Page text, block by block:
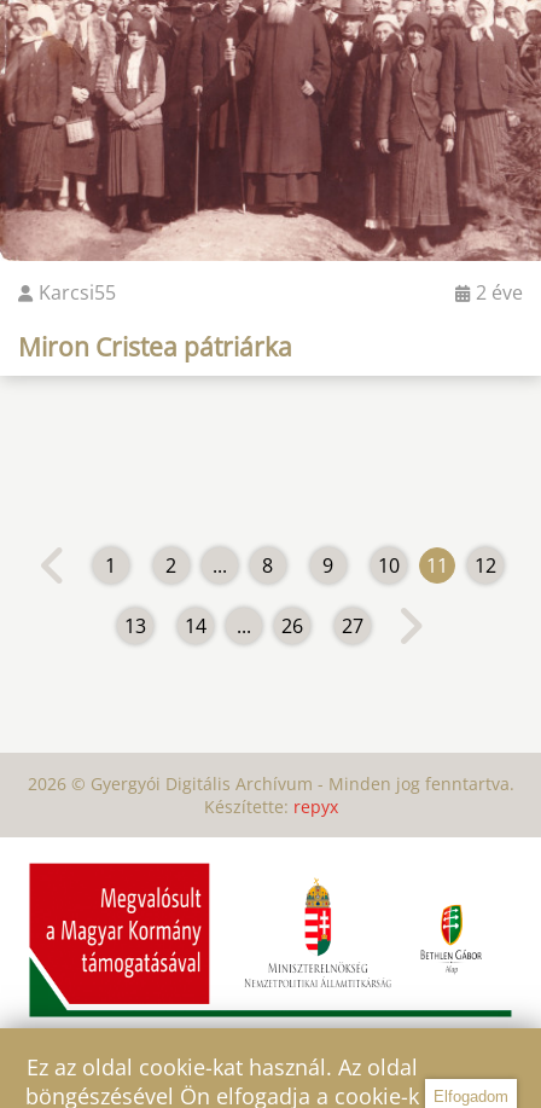
Karcsi55 2 éve
Miron Cristea pátriárka
1 2 ... 8 9 10 11 12
13 14 ... 26 27
2026 © Gyergyói Digitális Archívum - Minden jog fenntartva.
Készítette: repyx
Ez az oldal cookie-kat használ. Az oldal
böngészésével Ön elfogadja a cookie-k
Elfogadom